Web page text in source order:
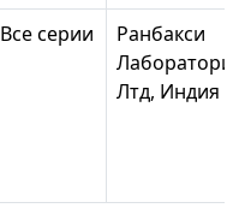
Все серии
Ранбакси
Лтд, Индия